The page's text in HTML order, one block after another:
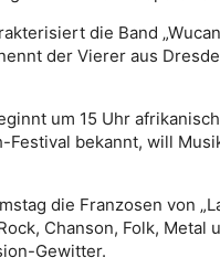
die Band
der Vierer aus
um 15 Uhr
Festival bekannt, will
die Franzosen von
Chanson, Folk,
Gewitter.